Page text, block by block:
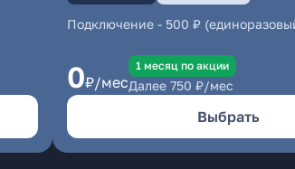
Подключение- 500 ₽
0₽/мес
1 месяц по акции
Далее 750 ₽/мес
Выбрать